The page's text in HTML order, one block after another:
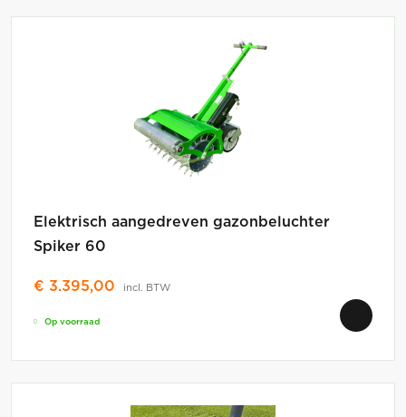
Elektrisch aangedreven gazonbeluchter
Spiker 60
€ 3.395,00 incl. BTW
Op voorraad